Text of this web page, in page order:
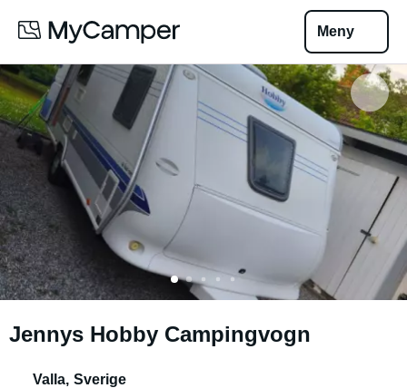
Meny
Jennys Hobby Campingvogn
Valla, Sverige